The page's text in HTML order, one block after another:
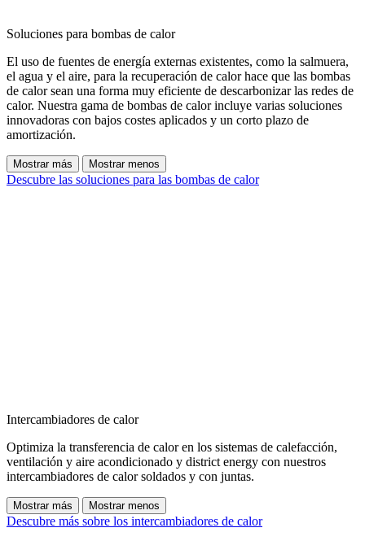
Soluciones para bombas de calor
El uso de fuentes de energía externas existentes, como la salmuera,
el agua y el aire, para la recuperación de calor hace que las bombas
de calor sean una forma muy eficiente de descarbonizar las redes de
calor. Nuestra gama de bombas de calor incluye varias soluciones
innovadoras con bajos costes aplicados y un corto plazo de
amortización.
Mostrar más Mostrar menos
Descubre las soluciones para las bombas de calor
Intercambiadores de calor
Optimiza la transferencia de calor en los sistemas de calefacción,
ventilación y aire acondicionado y district energy con nuestros
intercambiadores de calor soldados y con juntas.
Mostrar más Mostrar menos
Descubre más sobre los intercambiadores de calor